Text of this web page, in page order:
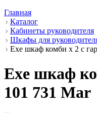
Главная
Каталог
Кабинеты руководителя
Шкафы для
Exe шкаф комби x 2 с
Exe шкаф
101 731 Mar